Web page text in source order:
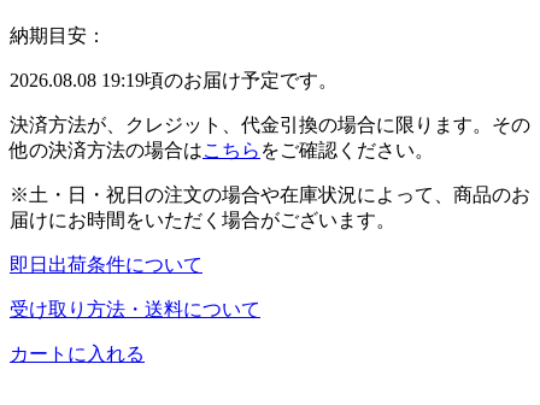
納期目安：
2026.08.08 19:19頃のお届け予定です。
決済方法が、クレジット、代金引換の場合に限ります。その
他の決済方法の場合はこちら をご確認ください。
※土・日・祝日の注文の場合や在庫状況によって、商品のお
届けにお時間をいただく場合がございます。
即日出荷条件について
受け取り方法・送料について
カートに入れる